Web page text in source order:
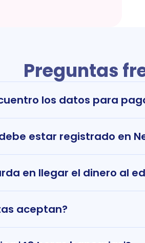
Preguntas
los datos para
estar registrado en
en llegar el dinero al
aceptan?